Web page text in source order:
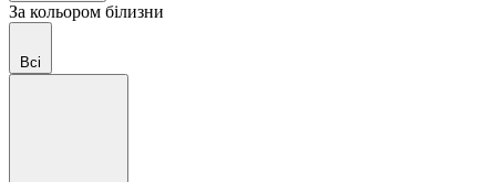
За кольором білизни
Всі